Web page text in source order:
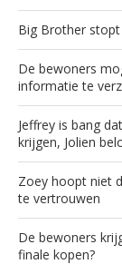
Big Brother
De bewoners
informatie te
Jeffrey is bang
krijgen, Jolien
Zoey hoopt niet
te vertrouwen
De bewoners
finale kopen?